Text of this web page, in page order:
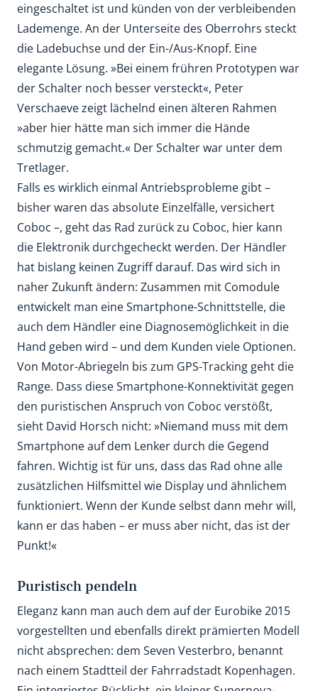
eingeschaltet ist und künden von der verbleibenden
Lademenge. An der Unterseite des Oberrohrs steckt
die Ladebuchse und der Ein-/Aus-Knopf. Eine
elegante Lösung. »Bei einem frühren Prototypen war
der Schalter noch besser versteckt«, Peter
Verschaeve zeigt lächelnd einen älteren Rahmen
»aber hier hätte man sich immer die Hände
schmutzig gemacht.« Der Schalter war unter dem
Tretlager.
Falls es wirklich einmal Antriebsprobleme gibt –
bisher waren das absolute Einzelfälle, versichert
Coboc –, geht das Rad zurück zu Coboc, hier kann
die Elektronik durchgecheckt werden. Der Händler
hat bislang keinen Zugriff darauf. Das wird sich in
naher Zukunft ändern: Zusammen mit Comodule
entwickelt man eine Smartphone-Schnittstelle, die
auch dem Händler eine Diagnosemöglichkeit in die
Hand geben wird – und dem Kunden viele Optionen.
Von Motor-Abriegeln bis zum GPS-Tracking geht die
Range. Dass diese Smartphone-Konnektivität gegen
den puristischen Anspruch von Coboc verstößt,
sieht David Horsch nicht: »Niemand muss mit dem
Smartphone auf dem Lenker durch die Gegend
fahren. Wichtig ist für uns, dass das Rad ohne alle
zusätzlichen Hilfsmittel wie Display und ähnlichem
funktioniert. Wenn der Kunde selbst dann mehr will,
kann er das haben – er muss aber nicht, das ist der
Punkt!«
Puristisch pendeln
Eleganz kann man auch dem auf der Eurobike 2015
vorgestellten und ebenfalls direkt prämierten Modell
nicht absprechen: dem Seven Vesterbro, benannt
nach einem Stadtteil der Fahrradstadt Kopenhagen.